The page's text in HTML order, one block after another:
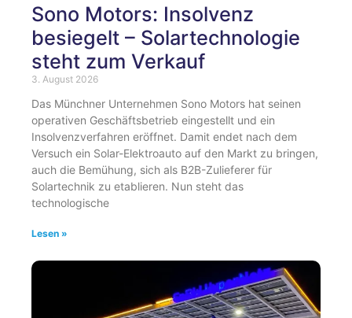
Sono Motors: Insolvenz
besiegelt – Solartechnologie
steht zum Verkauf
3. August 2026
Das Münchner Unternehmen Sono Motors hat seinen
operativen Geschäftsbetrieb eingestellt und ein
Insolvenzverfahren eröffnet. Damit endet nach dem
Versuch ein Solar-Elektroauto auf den Markt zu bringen,
auch die Bemühung, sich als B2B-Zulieferer für
Solartechnik zu etablieren. Nun steht das
technologische
Lesen »